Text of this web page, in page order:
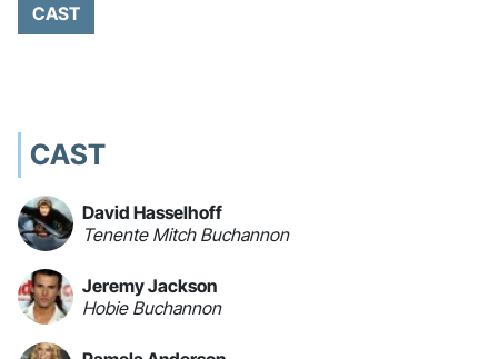
CAST
CAST
David Hasselhoff
Tenente Mitch Buchannon
Jeremy Jackson
Hobie Buchannon